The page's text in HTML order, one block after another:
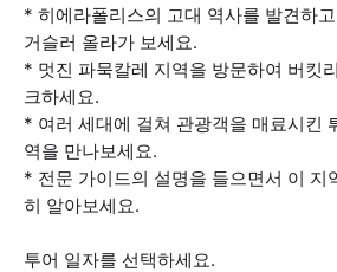
* 히에라폴리스의 고대 역사를 발견하
거슬러 올라가 보세요.
* 멋진 파묵칼레 지역을 방문하여 버킷
크하세요.
* 여러 세대에 걸쳐 관광객을 매료시킨
역을 만나보세요.
* 전문 가이드의 설명을 들으면서 이 지
히 알아보세요.
투어 일자를 선택하세요.